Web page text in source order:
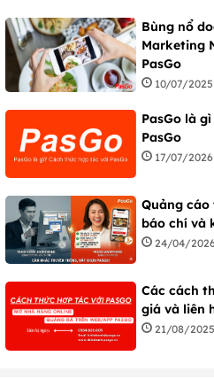
Bùng nổ
Marketing
PasGo
10/07/2025
PasGo là
PasGo
17/07/2026
Quảng cáo
báo chí và
24/04/
Các cách
giá và liên
21/08/2025